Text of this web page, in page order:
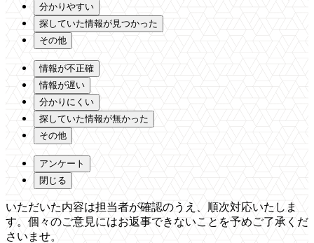
分かりやすい
探していた情報が見つかった
その他
情報が不正確
情報が遅い
分かりにくい
探していた情報が無かった
その他
アンケート
閉じる
いただいた内容は担当者が確認のうえ、順次対応いたしま
す。個々のご意見にはお返事できないことを予めご了承くだ
さいませ。